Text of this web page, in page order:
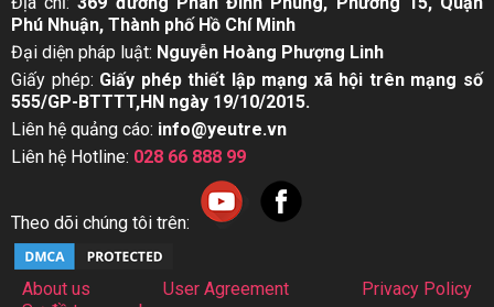
Phú Nhuận, Thành phố Hồ Chí Minh
Đại diện pháp luật: Nguyễn Hoàng Phượng Linh
Giấy phép: Giấy phép thiết lập mạng xã hội trên mạng số
555/GP-BTTTT,HN ngày 19/10/2015.
Liên hệ quảng cáo: info@yeutre.vn
Liên hệ Hotline: 028 66 888 99
Theo dõi chúng tôi trên:
About us User Agreement
Privacy Policy